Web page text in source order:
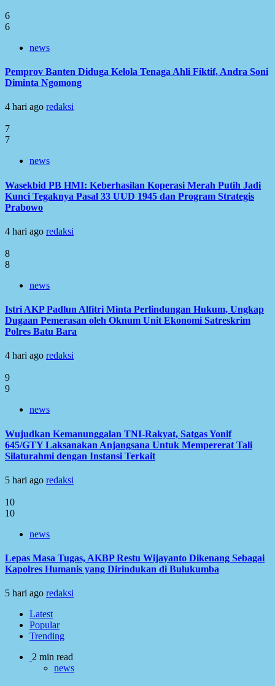
6
6
news
Pemprov Banten Diduga Kelola Tenaga Ahli Fiktif, Andra Soni
Diminta Ngomong
4 hari ago redaksi
7
7
news
Wasekbid PB HMI: Keberhasilan Koperasi Merah Putih Jadi
Kunci Tegaknya Pasal 33 UUD 1945 dan Program Strategis
Prabowo
4 hari ago redaksi
8
8
news
Istri AKP Padlun Alfitri Minta Perlindungan Hukum, Ungkap
Dugaan Pemerasan oleh Oknum Unit Ekonomi Satreskrim
Polres Batu Bara
4 hari ago redaksi
9
9
news
Wujudkan Kemanunggalan TNI-Rakyat, Satgas Yonif
645/GTY Laksanakan Anjangsana Untuk Mempererat Tali
Silaturahmi dengan Instansi Terkait
5 hari ago redaksi
10
10
news
Lepas Masa Tugas, AKBP Restu Wijayanto Dikenang Sebagai
Kapolres Humanis yang Dirindukan di Bulukumba
5 hari ago redaksi
Latest
Popular
Trending
2 min read
news